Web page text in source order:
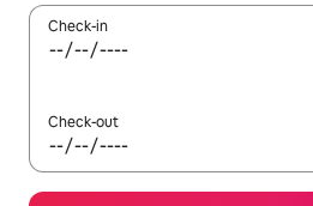
Check-in
Check-out